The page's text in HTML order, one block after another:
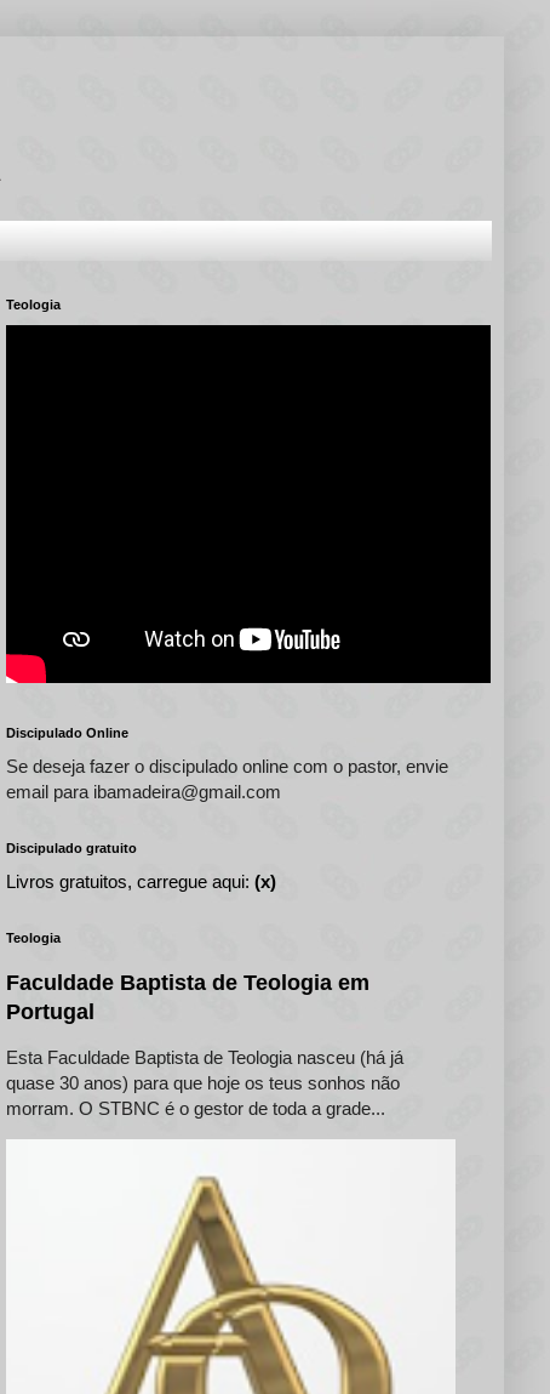
Teologia
Discipulado Online
Se deseja fazer o discipulado online com o pastor, envie
email para ibamadeira@gmail.com
Discipulado gratuito
Livros gratuitos, carregue aqui: (x)
Teologia
Faculdade Baptista de Teologia em
Portugal
Esta Faculdade Baptista de Teologia nasceu (há já
quase 30 anos) para que hoje os teus sonhos não
morram. O STBNC é o gestor de toda a grade...